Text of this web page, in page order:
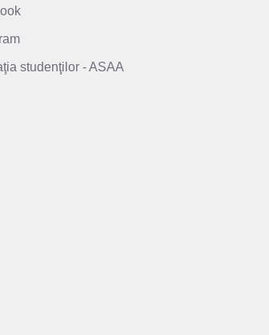
studenţilor - ASAA